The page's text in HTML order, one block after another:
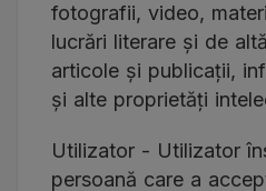
fotografii, video,
lucrări literare și de
articole și publicații,
și alte proprietăți
Utilizator - Utilizator
persoană care a